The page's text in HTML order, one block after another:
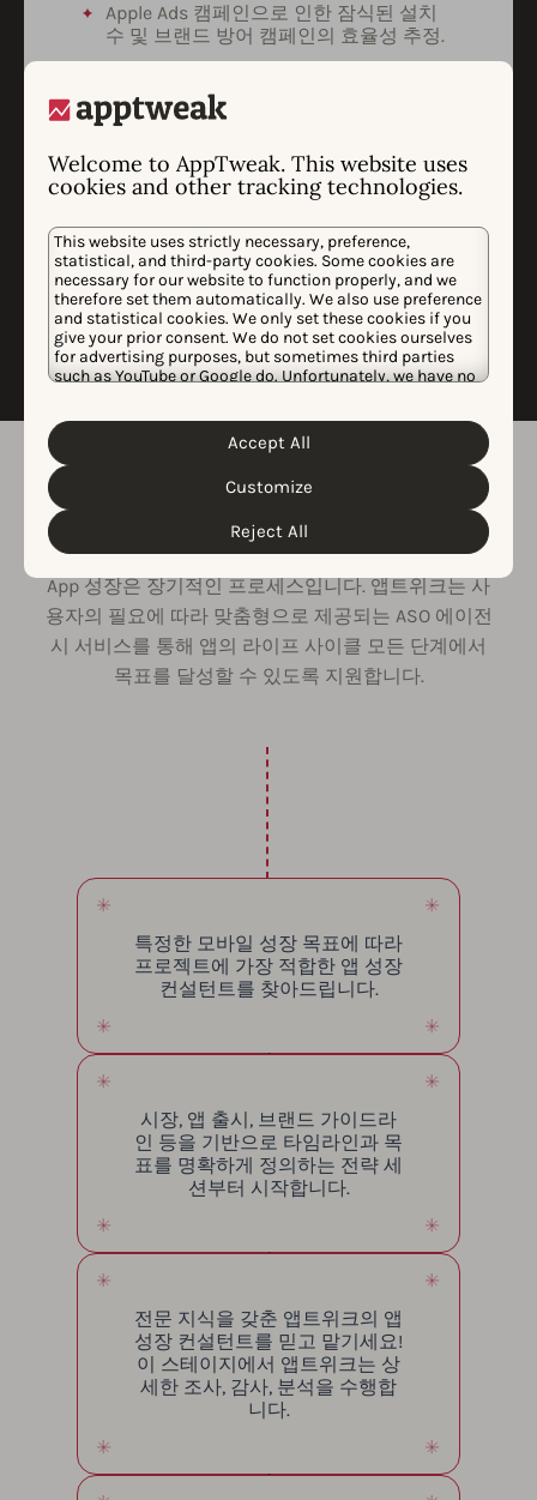
Welcome to AppTweak. This website uses
cookies and other tracking technologies.
This website uses strictly necessary, preference,
statistical, and third-party cookies. Some cookies are
necessary for our website to function properly, and we
therefore set them automatically. We also use preference
and statistical cookies. We only set these cookies if you
give your prior consent. We do not set cookies ourselves
for advertising purposes, but sometimes third parties
such as YouTube or Google do. Unfortunately, we have no
personal data and the different cookies we use, please
Cookie Policy&Privacy Policy
customize your cookie settings and preferences by
clicking the “Customize” button.
Reject All
Customize
Accept All
Apple Ads 캠페인으로 인한 잠식된 설치
수 및 브랜드 방어 캠페인의 효율성 추정.
장 분석.
효과를 측정하기 위한 맞춤형 데이터 과학
분석.
저희는 전용 통화에서 조사 결과를 발표하고
귀사의 피드백을 기반으로 분석, 인사이트 및
권장 사항을 발전시킬 기회를 식별할 것입니
다.
작업 방식
App 성장은 장기적인 프로세스입니다. 앱트위크는 사
용자의 필요에 따라 맞춤형으로 제공되는 ASO 에이전
시 서비스를 통해 앱의 라이프 사이클 모든 단계에서
목표를 달성할 수 있도록 지원합니다.
특정한 모바일 성장 목표에 따라
프로젝트에 가장 적합한 앱 성장
컨설턴트를 찾아드립니다.
시장, 앱 출시, 브랜드 가이드라
인 등을 기반으로 타임라인과 목
표를 명확하게 정의하는 전략 세
션부터 시작합니다.
전문 지식을 갖춘 앱트위크의 앱
성장 컨설턴트를 믿고 맡기세요!
이 스테이지에서 앱트위크는 상
세한 조사, 감사, 분석을 수행합
니다.